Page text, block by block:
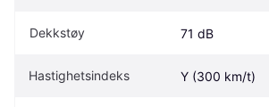
Dekkstøy 71 dB
Hastighetsindeks Y (300 km/t)